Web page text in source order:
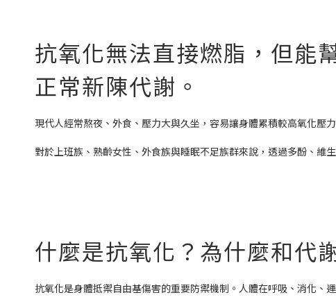
抗氧化無法直接燃脂，但能
正常新陳代謝。
現代人經常熬夜、外食、壓力大與久坐，容易讓身體累積較高氧化壓
對於上班族、熟齡女性、外食族與睡眠不足族群來說，透過多酚、維
什麼是抗氧化？為什麼和代
抗氧化是身體抵禦自由基傷害的重要防禦機制。人體在呼吸、消化、